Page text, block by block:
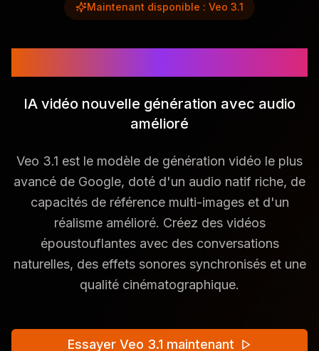
Maintenant disponible : Veo 3.1
IA vidéo nouvelle génération avec audio
amélioré
Veo 3.1 est le modèle de génération vidéo le plus
avancé de Google, doté d'un audio natif riche, de
capacités de référence multi-images et d'un
réalisme amélioré. Créez des vidéos
époustouflantes avec des conversations
naturelles, des effets sonores synchronisés et une
qualité cinématographique.
Essayer Veo 3.1 maintenant